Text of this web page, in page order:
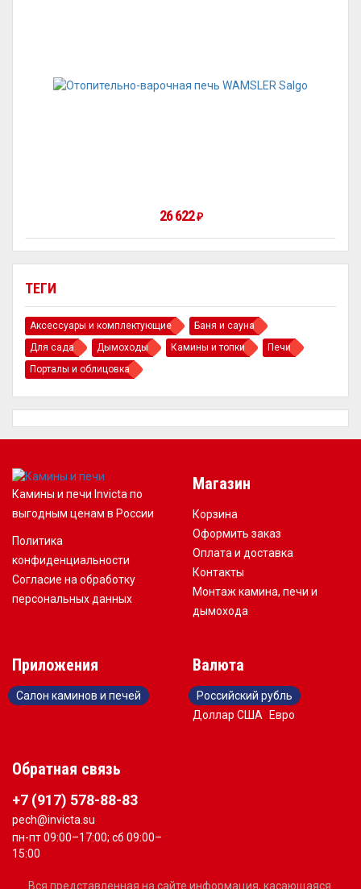
ТЕГИ
Аксессуары и комплектующие
Баня и сауна
Для сада
Дымоходы Камины и топки
Печи
Порталы и облицовка
26 622 ₽
Камины и печи Invicta по
выгодным ценам в России
Политика
конфиденциальности
Согласие на обработку
персональных данных
Магазин
Корзина
Оформить заказ
Оплата и доставка
Контакты
Монтаж камина, печи и
дымохода
Приложения
Салон каминов и печей
Валюта
Российский рубль
Доллар США
Евро
Обратная связь
+7 (917) 578-88-83
pech@invicta.su
пн-пт 09:00–17:00; сб 09:00–
15:00
Вся представленная на сайте информация, касающаяся